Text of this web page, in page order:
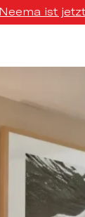
Neema ist